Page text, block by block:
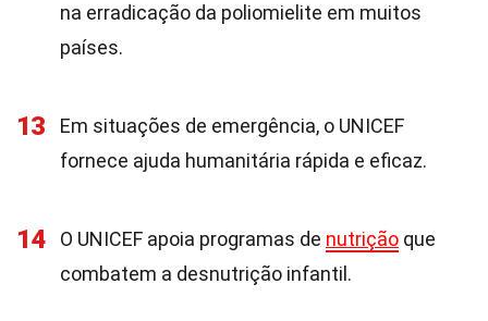
na erradicação da poliomielite em muitos
países.
13
Em situações de emergência, o UNICEF
fornece ajuda humanitária rápida e eficaz.
14 O UNICEF apoia programas de nutrição que
combatem a desnutrição infantil.